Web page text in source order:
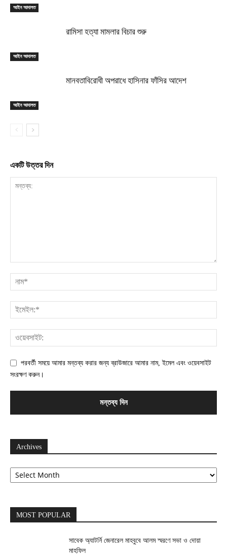
আইন আদালত
আইন আদালত
রামিসা হত্যা মামলার বিচার শুরু
আইন আদালত
মানবতাবিরোধী অপরাধে হাসিনার ফাঁসির আদেশ
একটি উত্তর দিন
পরবর্তী সময়ে আমার মন্তব্য করার জন্য ব্রাউজারে আমার নাম, ইমেল এবং ওয়েবসাইট
সংরক্ষণ করুন।
Archives
Archives
MOST POPULAR
সাবেক অ্যাটর্নি জেনারেল মাহবুবে আলম স্মরণে সভা ও দোয়া
মাহফিল